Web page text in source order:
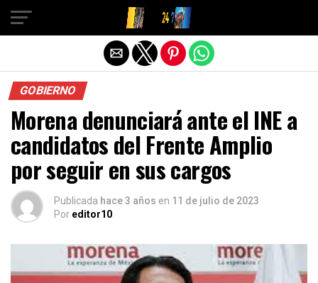
GOBIERNO
Morena denunciará ante el INE a
candidatos del Frente Amplio
por seguir en sus cargos
Publicada hace 3 años en 11 de julio de 2023
Por editor10
Salir de la versión móvil